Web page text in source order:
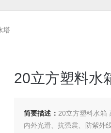
塔
20立方塑料水
简要描述： 20立方塑料水箱
内外光滑、抗强震、防紫外